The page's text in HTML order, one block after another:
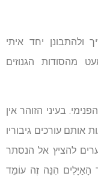
ולהתבונן יחד איתי
מהסודות הגנוזים
בעיני הזוהר אין
אותם עורכים גיבוריו
להציץ אל הנסתר
הָאַיָּלִים הִנֵּה זֶה עוֹמֵד